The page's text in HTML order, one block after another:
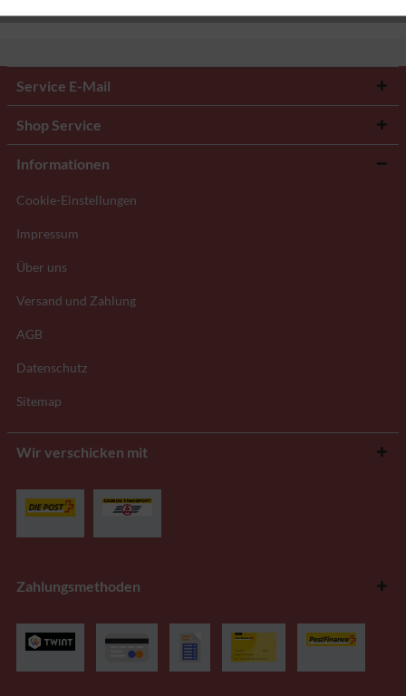
Service E-Mail
Shop Service
Informationen
Cookie-Einstellungen
Impressum
Über uns
Versand und Zahlung
AGB
Datenschutz
Sitemap
Wir verschicken mit
Zahlungsmethoden